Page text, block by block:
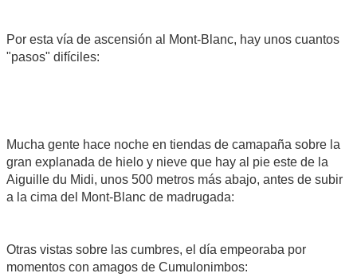
Por esta vía de ascensión al Mont-Blanc, hay unos cuantos
"pasos" difíciles:
Mucha gente hace noche en tiendas de camapaña sobre la
gran explanada de hielo y nieve que hay al pie este de la
Aiguille du Midi, unos 500 metros más abajo, antes de subir
a la cima del Mont-Blanc de madrugada:
Otras vistas sobre las cumbres, el día empeoraba por
momentos con amagos de Cumulonimbos: